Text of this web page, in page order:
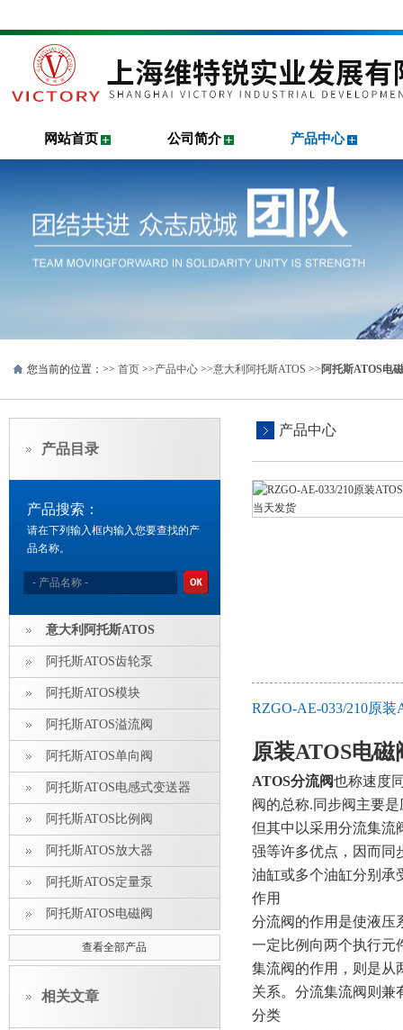
网站首页 公司简介 产品中心
您当前的位置：>> 首页 >>产品中心 >>意大利阿托斯ATOS >> 阿托斯ATOS电
产品目录
产品搜索：
请在下列输入框内输入您要查找的产
品名称。
意大利阿托斯ATOS
阿托斯ATOS齿轮泵
阿托斯ATOS模块
阿托斯ATOS溢流阀
阿托斯ATOS单向阀
阿托斯ATOS电感式变送器
阿托斯ATOS比例阀
阿托斯ATOS放大器
阿托斯ATOS定量泵
阿托斯ATOS电磁阀
查看全部产品
相关文章
产品中心
RZGO-AE-033/210原
原装ATOS电
ATOS分流阀也称速度
阀的总称.同步阀主要
但其中以采用分流集流
强等许多优点，因而同
油缸或多个油缸分别承
作用
分流阀的作用是使液压
一定比例向两个执行元
集流阀的作用，则是从
关系。分流集流阀则兼
分类